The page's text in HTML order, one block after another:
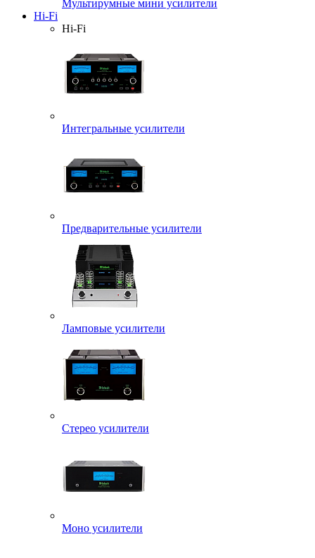
Мультирумные мини усилители
Hi-Fi
Hi-Fi
Интегральные усилители
Предварительные усилители
Ламповые усилители
Стерео усилители
Моно усилители